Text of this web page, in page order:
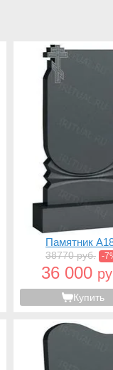
Памятник
38770 руб. -
36 000
Купить